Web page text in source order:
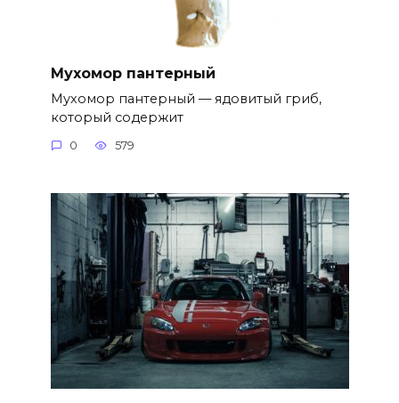
Мухомор пантерный
Мухомор пантерный — ядовитый гриб,
который содержит
0 579